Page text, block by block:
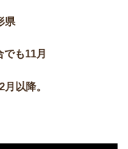
県
も11月
以降。